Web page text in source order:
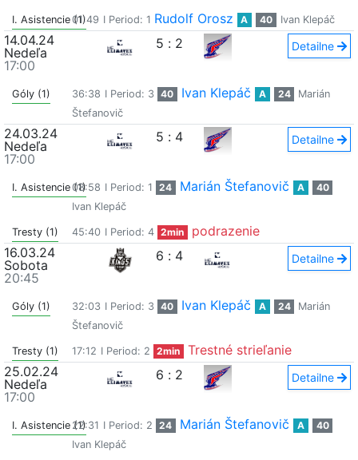
I. Asistencie (1)01:49 I Period: 1 Rudolf Orosz A 40 Ivan Klepáč
14.04.24
Nedeľa
17:00
5 : 2 Detailne
Góly (1) 36:38 I Period: 3 40 Ivan Klepáč A 24
Marián
Štefanovič
24.03.24
Nedeľa
17:00
5 : 4 Detailne
I. Asistencie (1)08:58 I Period: 1 24 Marián Štefanovič A
40
Ivan Klepáč
Tresty (1) 45:40 I Period: 4 2min
podrazenie
16.03.24
Sobota
20:45
6 : 4 Detailne
Góly (1) 32:03 I Period: 3 40 Ivan Klepáč A 24
Marián
Štefanovič
Tresty (1) 17:12 I Period: 2 2min
Trestné strieľanie
25.02.24
Nedeľa
17:00
6 : 2 Detailne
I. Asistencie (1)22:31 I Period: 2 24 Marián Štefanovič A
40
Ivan Klepáč